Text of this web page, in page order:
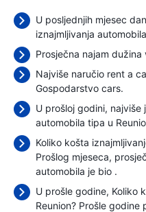
U posljednjih mjesec
iznajmljivanja
Prosječna najam dužina
Najviše naručio rent a
Gospodarstvo cars.
U prošloj godini, najviše
automobila tipa u
Koliko košta
Prošlog mjeseca,
automobila je bio .
U prošle godine, Koliko
Reunion? Prošle